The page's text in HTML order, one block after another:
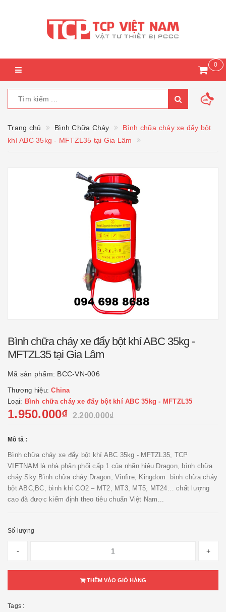
0
Trang chủ Bình Chữa Cháy
Bình chữa cháy xe đẩy bột
khí ABC 35kg - MFTZL35 tại Gia Lâm
Bình chữa cháy xe đẩy bột khí ABC 35kg -
MFTZL35 tại Gia Lâm
Mã sản phẩm: BCC-VN-006
Thương hiệu:China
Loại: Bình chữa cháy xe đẩy bột khí ABC 35kg - MFTZL35
1.950.000₫ 2.200.000₫
Mô tả :
Bình chữa cháy xe đẩy bột khí ABC 35kg - MFTZL35, TCP
VIETNAM là nhà phân phối cấp 1 của nhãn hiệu Dragon, bình chữa
cháy Sky Bình chữa cháy Dragon, Vinfire, Kingdom bình chữa cháy
bột ABC,BC, bình khí CO2 – MT2, MT3, MT5, MT24… chất lượng
cao đã được kiểm định theo tiêu chuẩn Việt Nam...
Số lượng
- +
THÊM VÀO GIỎ HÀNG
Tags :